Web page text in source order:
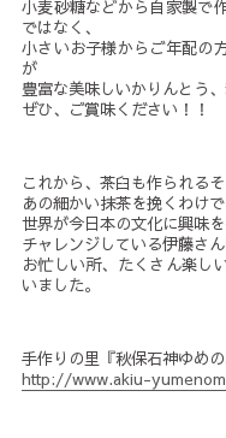
小麦砂糖などから自家製で
ではなく、
小さいお子様からご年配の
が
豊富な美味しいかりんとう
ぜひ、ご賞味ください！！
これから、茶臼も作られる
あの細かい抹茶を挽くわけ
世界が今日本の文化に興味
チャレンジしている伊藤さ
お忙しい所、たくさん楽し
いました。
手作りの里『秋保石神ゆめ
http://www.akiu-